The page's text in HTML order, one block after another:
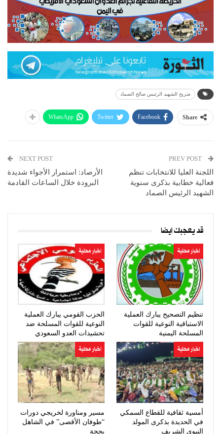
ضريح الشهيد الرئيس صالح الصماد
Share
Facebook
Twitter
WhatsApp
اللجنة العليا للانتخابات تنظم
فعالية خطابية بذكرى سنوية
الشهيد الرئيس الصماد
NEXT POST
الأرصاد: استمرار الأجواء شديدة
البرودة خلال الساعات القادمة
قد يعجبك ايضا
اخبار محلية
تنظيم التصحيح يبارك العملية
الاستباقية النوعية للقوات
المسلحة اليمنية
اخبار محلية
الحزب القومي يبارك العملية
النوعية للقوات المسلحة ضد
تحشيدات العدو السعودي
اخبار محلية
أمسية ثقافية للقطاع السمكي
في الحديدة بذكرى المولد
النبوي الشريف
اخبار محلية
مسير ومناورة لخريجي دورات
“طوفان الأقصى” في الشاهل
بحجة